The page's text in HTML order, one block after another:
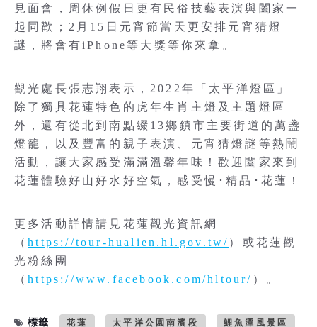
見面會，周休例假日更有民俗技藝表演與闔家一
起同歡；2月15日元宵節當天更安排元宵猜燈
謎，將會有iPhone等大獎等你來拿。
觀光處長張志翔表示，2022年「太平洋燈區」
除了獨具花蓮特色的虎年生肖主燈及主題燈區
外，還有從北到南點綴13鄉鎮市主要街道的萬盞
燈籠，以及豐富的親子表演、元宵猜燈謎等熱鬧
活動，讓大家感受滿滿溫馨年味！歡迎闔家來到
花蓮體驗好山好水好空氣，感受慢･精品･花蓮！
更多活動詳情請見花蓮觀光資訊網
（https://tour-hualien.hl.gov.tw/ ）或花蓮觀
光粉絲團
（https://www.facebook.com/hltour/ ）。
標籤 花蓮 太平洋公園南濱段 鯉魚潭風景區